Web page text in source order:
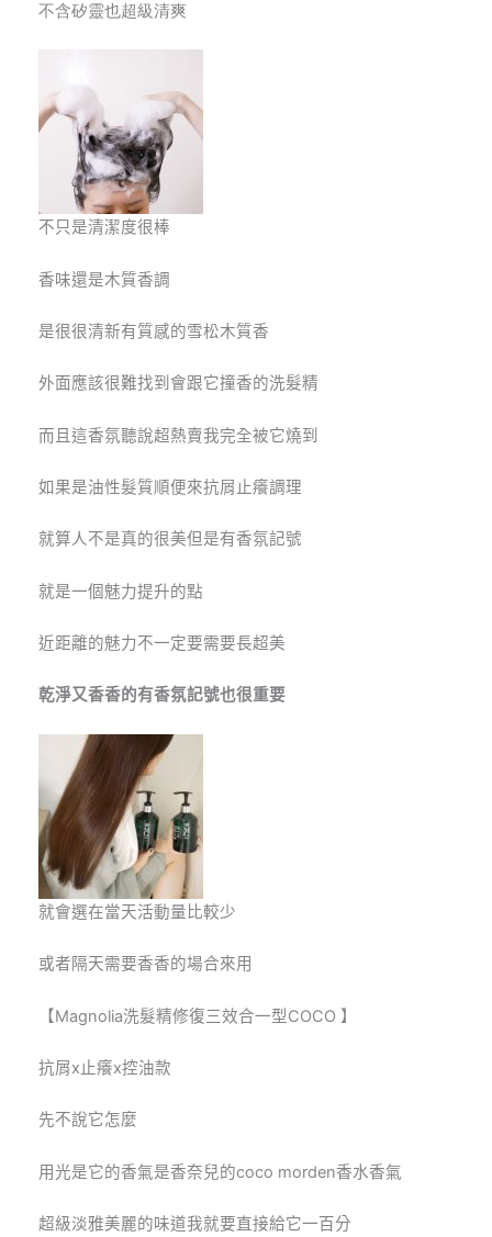
不含矽靈也超級清爽
不只是清潔度很棒
香味還是木質香調
是很很清新有質感的雪松木質香
外面應該很難找到會跟它撞香的洗髮精
而且這香氛聽說超熱賣我完全被它燒到
如果是油性髮質順便來抗屑止癢調理
就算人不是真的很美但是有香氛記號
就是一個魅力提升的點
近距離的魅力不一定要需要長超美
乾淨又香香的有香氛記號也很重要
就會選在當天活動量比較少
或者隔天需要香香的場合來用
【Magnolia洗髮精修復三效合一型COCO 】
抗屑x止癢x控油款
先不說它怎麼
用光是它的香氣是香奈兒的coco morden香水香氣
超級淡雅美麗的味道我就要直接給它一百分